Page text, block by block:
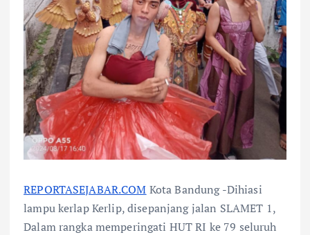
REPORTASEJABAR.COM Kota Bandung -Dihiasi
lampu kerlap Kerlip, disepanjang jalan SLAMET 1,
Dalam rangka memperingati HUT RI ke 79 seluruh